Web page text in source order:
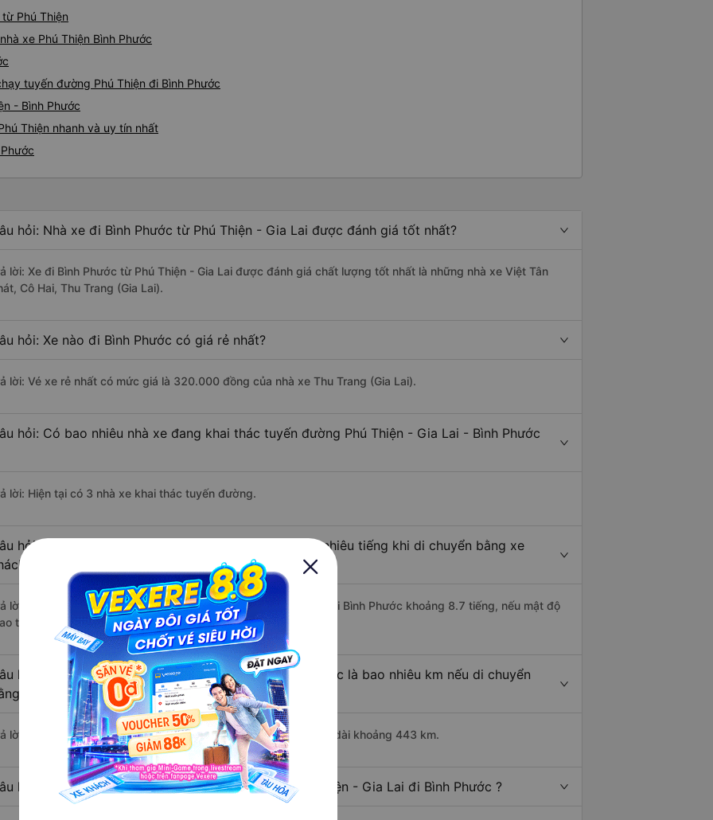
Phú Thiện
xe Phú Thiện Bình Phước
tuyến đường Phú Thiện đi Bình Phước
- Bình Phước
Thiện nhanh và uy tín nhất
hỏi: Nhà xe đi Bình Phước từ Phú Thiện - Gia Lai được đánh giá tốt nhất?
lời: Xe đi Bình Phước từ Phú Thiện - Gia Lai được đánh giá chất lượng tốt nhất là những nhà xe Việt Tân
Cô Hai, Thu Trang (Gia Lai).
hỏi: Xe nào đi Bình Phước có giá rẻ nhất?
lời: Vé xe rẻ nhất có mức giá là 320.000 đồng của nhà xe Thu Trang (Gia Lai).
hỏi: Có bao nhiêu nhà xe đang khai thác tuyến đường Phú Thiện - Gia Lai - Bình Phước
lời: Hiện tại có 3 nhà xe khai thác tuyến đường.
hỏi: Từ Phú Thiện - Gia Lai đi Bình Phước mất bao nhiêu tiếng khi di chuyển bằng xe
lời: Thời gian di chuyển bằng xe khách từ Phú Thiện - Gia Lai đi Bình Phước khoảng 8.7 tiếng, nếu mật độ
thông thuận lợi.
hỏi: Khoảng cách từ Phú Thiện - Gia Lai đi Bình Phước là bao nhiêu km nếu di chuyển
xe khách?
lời: Đoạn đường đi Bình Phước từ Phú Thiện - Gia Lai có chiều dài khoảng 443 km.
hỏi: Mỗi ngày có bao nhiêu chuyến xe khách Phú Thiện - Gia Lai đi Bình Phước ?